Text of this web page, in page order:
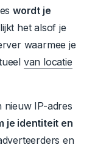
wordt je
het alsof je
waarmee je
van locatie
nieuw IP-adres
je identiteit en
en